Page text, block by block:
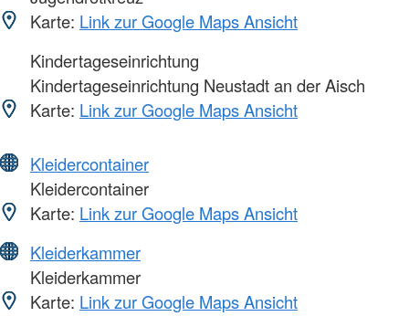
Karte: Link zur Google Maps Ansicht
Kindertageseinrichtung
Kindertageseinrichtung Neustadt an der Aisch
Karte: Link zur Google Maps Ansicht
Kleidercontainer
Kleidercontainer
Karte: Link zur Google Maps Ansicht
Kleiderkammer
Kleiderkammer
Karte: Link zur Google Maps Ansicht